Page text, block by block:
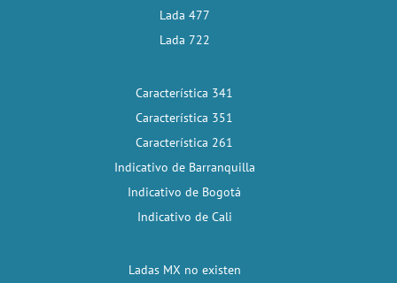
Lada 477
Lada 722
Característica 341
Característica 351
Característica 261
Indicativo de Barranquilla
Indicativo de Bogotá
Indicativo de Cali
Ladas MX no existen